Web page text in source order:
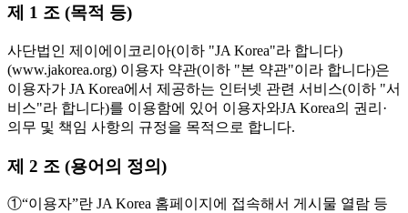
제 1 조 (목적 등)
사단법인 제이에이코리아(이하 "JA Korea"라 합니다)
(www.jakorea.org) 이용자 약관(이하 "본 약관"이라 합니다)은
이용자가 JA Korea에서 제공하는 인터넷 관련 서비스(이하 "서
비스"라 합니다)를 이용함에 있어 이용자와JA Korea의 권리·
의무 및 책임 사항의 규정을 목적으로 합니다.
제 2 조 (용어의 정의)
①“이용자”란 JA Korea 홈페이지에 접속해서 게시물 열람 등